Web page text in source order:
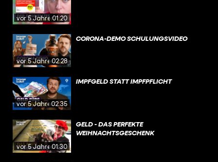
vor 5 Jahren01:20
vor 5 Jahren02:28
CORONA-DEMO SCHULUNGSVIDEO
vor 5 Jahren02:35
IMPFGELD STATT IMPFPFLICHT
vor 5 Jahren01:30
GELD - DAS PERFEKTE
WEIHNACHTSGESCHENK